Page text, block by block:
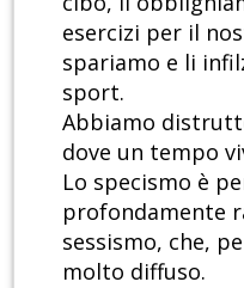
esercizi per il
spariamo e li
sport.
Abbiamo
dove un tempo
Lo specismo è
profondamente
sessismo, che,
molto diffuso.